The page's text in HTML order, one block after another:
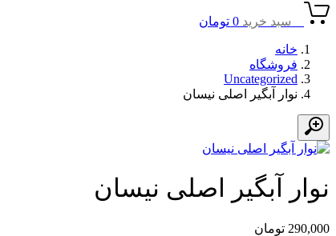
سبد خرید 0 تومان
خانه
فروشگاه
Uncategorized
نوار آبگیر اصلی نیسان
نوار آبگیر اصلی نیسان
290,000 تومان